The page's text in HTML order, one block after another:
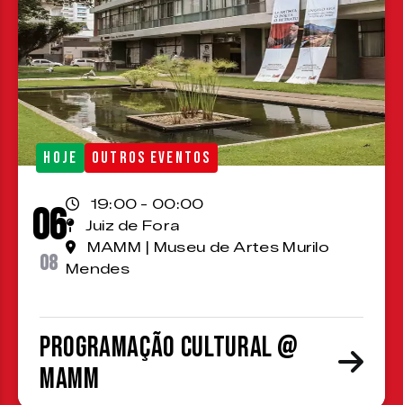
HOJE OUTROS EVENTOS
06
08
19:00 - 00:00
Juiz de Fora
MAMM | Museu de Artes Murilo
Mendes
Programação cultural @
MAMM